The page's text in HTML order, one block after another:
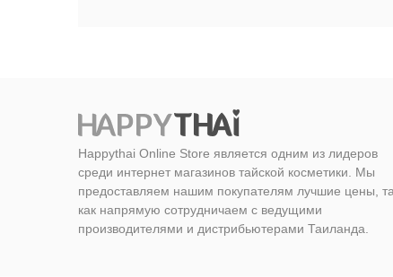
Happythai Online Store является одним из лидеров
среди интернет магазинов тайской косметики. Мы
предоставляем нашим покупателям лучшие цены,
как напрямую сотрудничаем с ведущими
производителями и дистрибьютерами Таиланда.